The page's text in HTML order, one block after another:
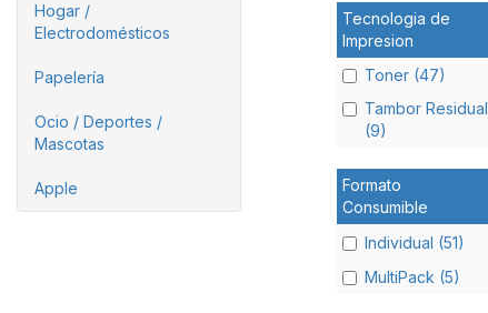
Hogar /
Electrodomésticos
Papelería
Ocio / Deportes /
Mascotas
Apple
Tecnologia de
Impresion
Toner (47)
Tambor Residual
(9)
Formato
Consumible
Individual (51)
MultiPack (5)